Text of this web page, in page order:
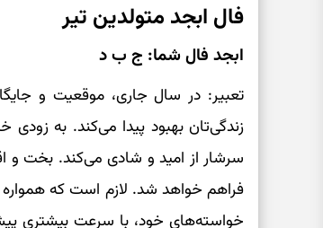
فال ابجد متولدین تیر
ابجد فال شما: ج ب د
تعبیر: در سال جاری، موقعیت و
زندگی‌تان بهبود پیدا می‌کند. به
سرشار از امید و شادی می‌کند. بخت و
فراهم خواهد شد. لازم است که همواره
خواسته‌های خود، با سرعت بیشتری